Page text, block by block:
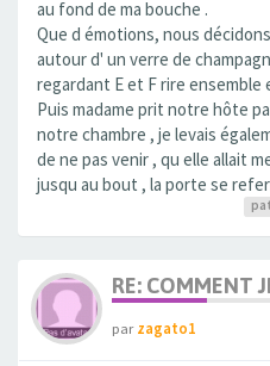
au fond de ma bouche .
Que d émotions, nous
autour d' un verre de
regardant E et F rire ensemble
Puis madame prit notre hôte
notre chambre , je levais
de ne pas venir , qu elle allait
jusqu au bout , la porte se
RE: COMMENT
parzagato1